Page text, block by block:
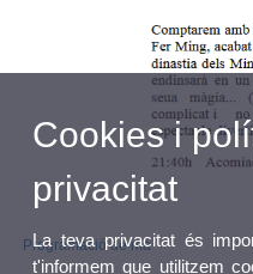
Programació de mà
Cookies i
privacitat
La teva privacitat és
t'informem que utilitzem